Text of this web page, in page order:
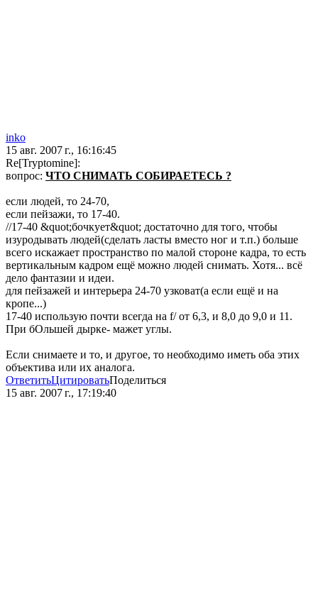
inko
15 авг. 2007 г., 16:16:45
Re[Tryptomine]:
вопрос: ЧТО СНИМАТЬ СОБИРАЕТЕСЬ ?
если людей, то 24-70,
если пейзажи, то 17-40.
//17-40 &quot;бочкует&quot; достаточно для того, чтобы
изуродывать людей(сделать ласты вместо ног и т.п.) больше
всего искажает пространство по малой стороне кадра, то есть
вертикальным кадром ещё можно людей снимать. Хотя... всё
дело фантазии и идеи.
для пейзажей и интерьера 24-70 узковат(а если ещё и на
кропе...)
17-40 использую почти всегда на f/ от 6,3, и 8,0 до 9,0 и 11.
При бОльшей дырке- мажет углы.
Если снимаете и то, и другое, то необходимо иметь оба этих
объектива или их аналога.
ОтветитьЦитироватьПоделиться
15 авг. 2007 г., 17:19:40